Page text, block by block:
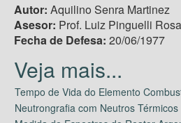
Autor: Aquilino Senra Martinez
Asesor: Prof. Luiz Pinguelli Rosa
Fecha de Defesa: 20/06/1977
Tempo de Vida do Elemento
Neutrongrafia com Neutros Térmicos